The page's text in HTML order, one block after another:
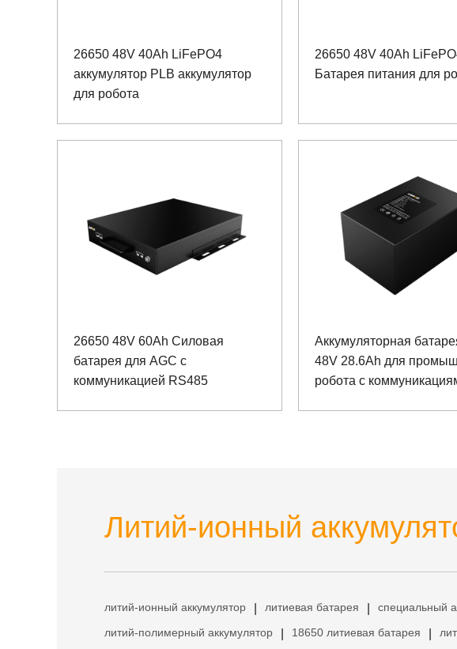
26650 48V 40Ah LiFePO4
аккумулятор PLB аккумулятор
для робота
26650 48V 40Ah
Батарея питания для
26650 48V 60Ah Силовая
батарея для AGC с
коммуникацией RS485
Аккумуляторная
48V 28.6Ah для
робота с
Литий-ионный
литий-ионный аккумулятор литиевая батарея специальный
литий-полимерный аккумулятор 18650 литиевая батарея